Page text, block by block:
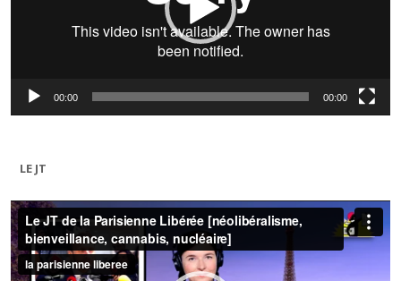
00:00 00:00
LE JT
Lecteur
vidéo